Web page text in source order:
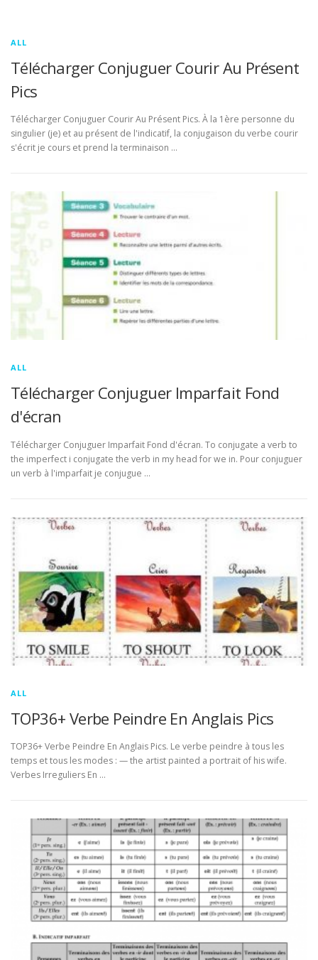
ALL
Télécharger Conjuguer Courir Au Présent
Pics
Télécharger Conjuguer Courir Au Présent Pics. À la 1ère personne du
singulier (je) et au présent de l'indicatif, la conjugaison du verbe courir
s'écrit je cours et prend la terminaison …
ALL
Télécharger Conjuguer Imparfait Fond
d'écran
Télécharger Conjuguer Imparfait Fond d'écran. To conjugate a verb to
the imperfect i conjugate the verb in my head for we in. Pour conjuguer
un verb à l'imparfait je conjugue …
ALL
TOP36+ Verbe Peindre En Anglais Pics
TOP36+ Verbe Peindre En Anglais Pics. Le verbe peindre à tous les
temps et tous les modes : — the artist painted a portrait of his wife.
Verbes Irreguliers En …